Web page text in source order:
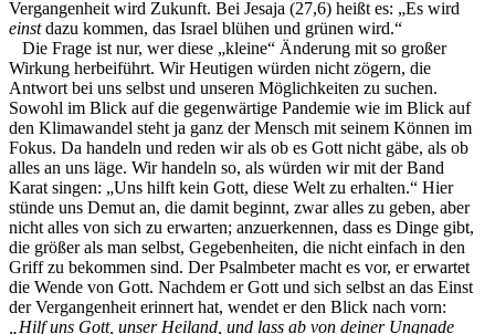
Vergangenheit wird Zukunft. Bei Jesaja (27,6) heißt es: „Es wird
einstdazu kommen, das Israel blühen und grünen wird.“
Die Frage ist nur, wer diese „kleine“ Änderung mit so großer
Wirkung herbeiführt. Wir Heutigen würden nicht zögern, die
Antwort bei uns selbst und unseren Möglichkeiten zu suchen.
Sowohl im Blick auf die gegenwärtige Pandemie wie im Blick auf
den Klimawandel steht ja ganz der Mensch mit seinem Können im
Fokus. Da handeln und reden wir als ob es Gott nicht gäbe, als ob
alles an uns läge. Wir handeln so, als würden wir mit der Band
Karat singen: „Uns hilft kein Gott, diese Welt zu erhalten.“ Hier
stünde uns Demut an, die damit beginnt, zwar alles zu geben, aber
nicht alles von sich zu erwarten; anzuerkennen, dass es Dinge gibt,
die größer als man selbst, Gegebenheiten, die nicht einfach in den
Griff zu bekommen sind. Der Psalmbeter macht es vor, er erwartet
die Wende von Gott. Nachdem er Gott und sich selbst an das Einst
der Vergangenheit erinnert hat, wendet er den Blick nach vorn:
„Hilf uns Gott, unser Heiland, und lass ab von deiner Ungnade